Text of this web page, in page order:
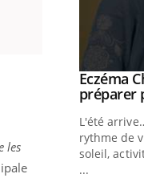
les
de type 2
soignants.
Youtube
Eczéma
préparer
L'été
rythme de
soleil,
...